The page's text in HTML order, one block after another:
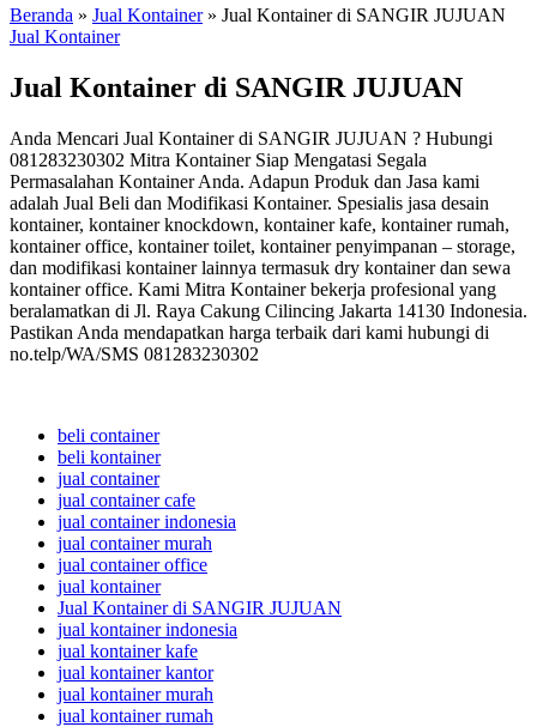
Beranda » Jual Kontainer » Jual Kontainer di SANGIR JUJUAN
Jual Kontainer
Jual Kontainer di SANGIR JUJUAN
Anda Mencari Jual Kontainer di SANGIR JUJUAN ? Hubungi
081283230302 Mitra Kontainer Siap Mengatasi Segala
Permasalahan Kontainer Anda. Adapun Produk dan Jasa kami
adalah Jual Beli dan Modifikasi Kontainer. Spesialis jasa desain
kontainer, kontainer knockdown, kontainer kafe, kontainer rumah,
kontainer office, kontainer toilet, kontainer penyimpanan – storage,
dan modifikasi kontainer lainnya termasuk dry kontainer dan sewa
kontainer office. Kami Mitra Kontainer bekerja profesional yang
beralamatkan di Jl. Raya Cakung Cilincing Jakarta 14130 Indonesia.
Pastikan Anda mendapatkan harga terbaik dari kami hubungi di
no.telp/WA/SMS 081283230302
beli container
beli kontainer
jual container
jual container cafe
jual container indonesia
jual container murah
jual container office
jual kontainer
Jual Kontainer di SANGIR JUJUAN
jual kontainer indonesia
jual kontainer kafe
jual kontainer kantor
jual kontainer murah
jual kontainer rumah